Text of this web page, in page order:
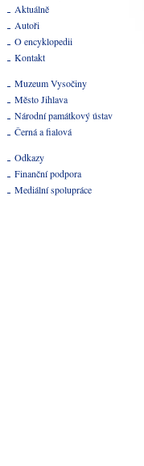
Aktuálně
Autoři
O encyklopedii
Kontakt
Muzeum Vysočiny
Město Jihlava
Národní památkový ústav
Černá a fialová
Odkazy
Finanční podpora
Mediální spolupráce